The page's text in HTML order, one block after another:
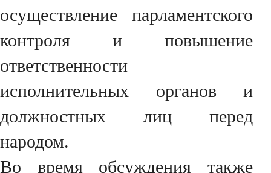
осуществление парламентского
контроля и повышение
ответственности
исполнительных органов и
должностных лиц перед
народом.
Во время обсуждения также